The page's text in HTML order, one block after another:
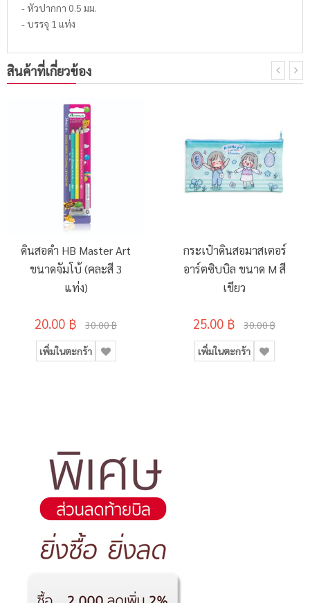
- หัวปากกา 0.5 มม.
- บรรจุ 1 แท่ง
สินค้าที่เกี่ยวข้อง
ดินสอดำ HB Master Art
ขนาดจัมโบ้ (คละสี 3
แท่ง)
20.00 ฿ 30.00 ฿
เพิ่มในตะกร้า
กระเป๋าดินสอมาสเตอร์
อาร์ตซิบบิล ขนาด M สี
เขียว
25.00 ฿ 30.00 ฿
เพิ่มในตะกร้า